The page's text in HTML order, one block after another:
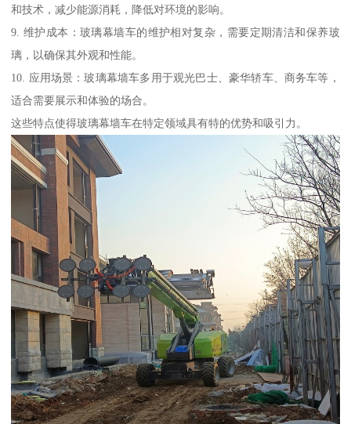
和技术，减少能源消耗，降低对环境的影响。
9. 维护成本：玻璃幕墙车的维护相对复杂，需要定期清洁和保养玻
璃，以确保其外观和性能。
10. 应用场景：玻璃幕墙车多用于观光巴士、豪华轿车、商务车等，
适合需要展示和体验的场合。
这些特点使得玻璃幕墙车在特定领域具有特的优势和吸引力。